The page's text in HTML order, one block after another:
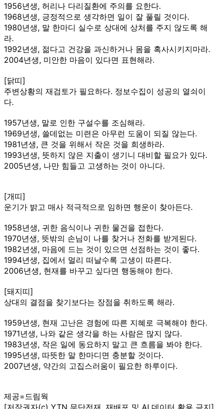
1956년생, 허리나 다리질환에 주의를 요한다.
1968년생, 긍정적으로 생각하면 일이 잘 풀릴 것이다.
1980년생, 말 한마디 실수로 상대에 상처를 주지 않도록 해
라.
1992년생, 젊다고 건강을 과신하거나 몸을 혹사시키지마라.
2004년생, 미안한 마음이 있다면 표현해라.
[닭띠]
주변상황의 재검토가 필요하다. 정보수집이 성공의 열쇠이
다.
1957년생, 말로 인한 구설수를 조심해라.
1969년생, 쓸데없는 미련은 아무런 도움이 되질 않는다.
1981년생, 큰 것을 위해서 작은 것을 희생하라.
1993년생, 뜻하지 않은 지출이 생기니 대비할 필요가 있다.
2005년생, 나만 힘들고 고생하는 것이 아니다.
[개띠]
운기가 밝고 매사 적극적으로 임하면 행운이 찾아든다.
1958년생, 귀한 음식이나 귀한 물건을 접한다.
1970년생, 뜻밖의 손님이 나를 찾거나 전화를 받게된다.
1982년생, 마음에 드는 것이 있으면 선점하는 것이 좋다.
1994년생, 집에서 멀리 떠날수록 고생이 따른다.
2006년생, 현재를 바꾸고 싶다면 행동해야 한다.
[돼지띠]
상대의 결점을 찾기보다는 장점을 취하도록 해라.
1959년생, 현재 고난은 경험에 따른 지혜로 극복해야 한다.
1971년생, 나와 같은 생각을 하는 사람은 많지 않다.
1983년생, 작은 일에 동요하지 말고 큰 흐름을 봐야 한다.
1995년생, 따뜻한 말 한마디면 충분할 것이다.
2007년생, 약간의 고집스러움이 필요한 하루이다.
제공=드림웍
[저작권자(c) YTN 무단전재, 재배포 및 AI 데이터 활용 금지]